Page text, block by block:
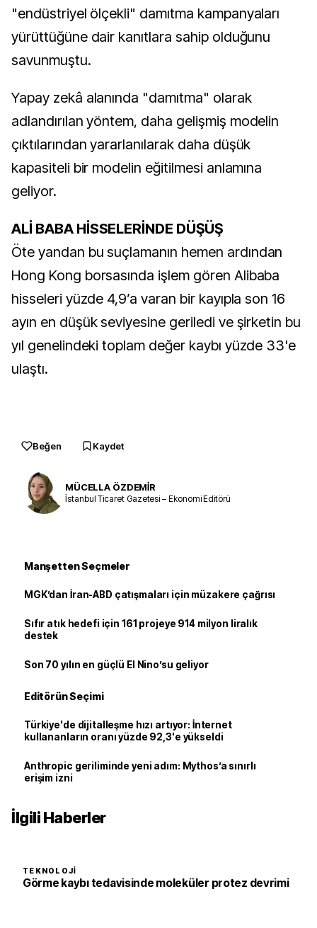
"endüstriyel ölçekli" damıtma kampanyaları
yürüttüğüne dair kanıtlara sahip olduğunu
savunmuştu.
Yapay zekâ alanında "damıtma" olarak
adlandırılan yöntem, daha gelişmiş modelin
çıktılarından yararlanılarak daha düşük
kapasiteli bir modelin eğitilmesi anlamına
geliyor.
ALİ BABA HİSSELERİNDE DÜŞÜŞ
Öte yandan bu suçlamanın hemen ardından
Hong Kong borsasında işlem gören Alibaba
hisseleri yüzde 4,9’a varan bir kayıpla son 16
ayın en düşük seviyesine geriledi ve şirketin bu
yıl genelindeki toplam değer kaybı yüzde 33'e
ulaştı.
Beğen Kaydet
MÜCELLA ÖZDEMİR
İstanbul Ticaret Gazetesi – Ekonomi Editörü
Manşetten Seçmeler
MGK’dan İran-ABD çatışmaları için müzakere çağrısı
Sıfır atık hedefi için 161 projeye 914 milyon liralık
destek
Son 70 yılın en güçlü El Nino’su geliyor
Editörün Seçimi
Türkiye'de dijitalleşme hızı artıyor: İnternet
kullananların oranı yüzde 92,3'e yükseldi
Anthropic geriliminde yeni adım: Mythos’a sınırlı
erişim izni
İlgili Haberler
TEKNOLOJI
Görme kaybı tedavisinde moleküler protez devrimi